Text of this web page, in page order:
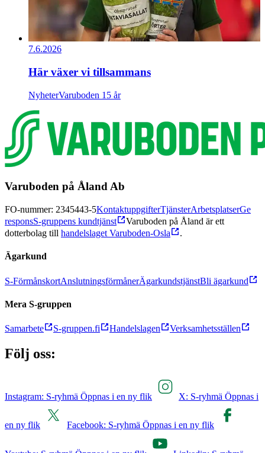
7.6.2026
Här växer vi tillsammans
NyheterVaruboden 15 år
Varuboden på Åland Ab
FO-nummer: 2345443-5KontaktuppgifterTjänsterArbetsplatserGe
responsS-gruppens kundtjänst
Varuboden på Åland är ett
dotterbolag till handelslaget Varuboden-Osla .
Ägarkund
S-FörmånskortAnslutningsförmånerÄgarkundstjänstBli ägarkund
Mera S-gruppen
Samarbete S-gruppen.fi Handelslagen Verksamhetsställen
Följ oss:
Instagram: S-ryhmä Öppnas i en ny flik X: S-ryhmä Öppnas i
en ny flik Facebook: S-ryhmä Öppnas i en ny flik